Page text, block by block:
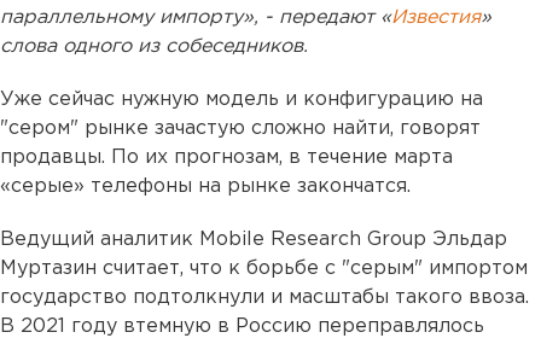
параллельному импорту», - передают «Известия»
слова одного из собеседников.
Уже сейчас нужную модель и конфигурацию на
"сером" рынке зачастую сложно найти, говорят
продавцы. По их прогнозам, в течение марта
«серые» телефоны на рынке закончатся.
Ведущий аналитик Mobile Research Group Эльдар
Муртазин считает, что к борьбе с "серым" импортом
государство подтолкнули и масштабы такого ввоза.
В 2021 году втемную в Россию переправлялось